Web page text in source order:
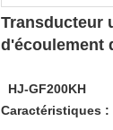
Transducteur
d'écoulement
HJ-GF200KH
Caractéristiques :